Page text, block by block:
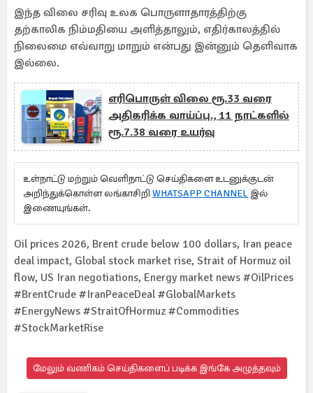
இந்த விலை சரிவு உலக பொருளாதாரத்திற்கு
தற்காலிக நிம்மதியை அளித்தாலும், எதிர்காலத்தில்
நிலைமை எவ்வாறு மாறும் என்பது இன்னும் தெளிவாக
இல்லை.
எரிபொருள் விலை ரூ.33 வரை
அதிகரிக்க வாய்ப்பு., 11 நாட்களில்
ரூ.7.38 வரை உயர்வு
உள்நாட்டு மற்றும் வெளிநாட்டு செய்திகளை உடனுக்குடன்
அறிந்துக்கொள்ள லங்காசிறி WHATSAPP CHANNEL இல்
இணையுங்கள்.
Oil prices 2026, Brent crude below 100 dollars, Iran peace
deal impact, Global stock market rise, Strait of Hormuz oil
flow, US Iran negotiations, Energy market news #OilPrices
#BrentCrude #IranPeaceDeal #GlobalMarkets
#EnergyNews #StraitOfHormuz #Commodities
#StockMarketRise
மேலும் வணிகம் செய்திகளைப் படிக்க இங்கே அழுத்தவும்